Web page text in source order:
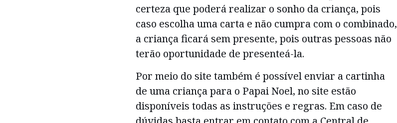
certeza que poderá realizar o sonho da criança, pois
caso escolha uma carta e não cumpra com o combinado,
a criança ficará sem presente, pois outras pessoas não
terão oportunidade de presenteá-la.
Por meio do site também é possível enviar a cartinha
de uma criança para o Papai Noel, no site estão
disponíveis todas as instruções e regras. Em caso de